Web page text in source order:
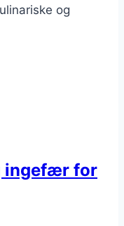
og
ingefær for